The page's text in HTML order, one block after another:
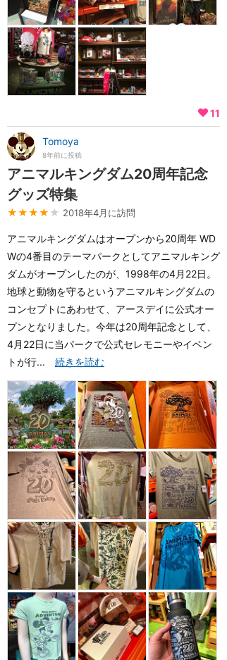
11
Tomoya
8年前に投稿
アニマルキングダム20周年記念
グッズ特集
★★★★ ★ 2018年4月に訪問
アニマルキングダムはオープンから20周年 WD
Wの4番目のテーマパークとしてアニマルキング
ダムがオープンしたのが、1998年の4月22日。
地球と動物を守るというアニマルキングダムの
コンセプトにあわせて、アースデイに公式オー
プンとなりました。今年は20周年記念として、
4月22日に当パークで公式セレモニーやイベン
トが行... 続きを読む